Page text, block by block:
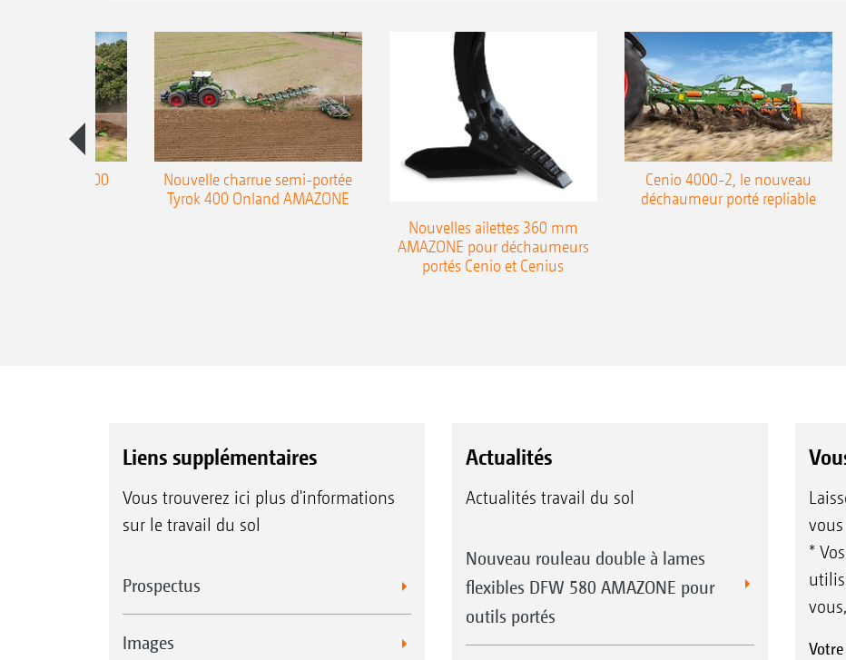
Teres 300
Nouvelle charrue semi-portée
Tyrok 400 Onland AMAZONE
Nouvelles ailettes 360 mm
AMAZONE pour déchaumeurs
portés Cenio et Cenius
Cenio 4000-2, le nouveau
déchaumeur porté repliable
Liens supplémentaires
Vous trouverez ici plus d'informations
sur le travail du sol
Prospectus
Images
Actualités
Actualités travail du sol
Nouveau rouleau double à lames
flexibles DFW 580 AMAZONE pour
outils portés
*